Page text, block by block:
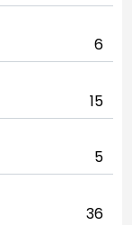
6
15
5
36